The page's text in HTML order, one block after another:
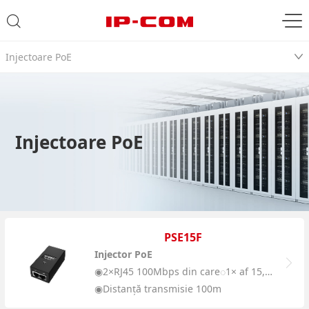
Injectoare PoE
Injectoare PoE
PSE15F
Injector PoE
◉2×RJ45 100Mbps din care◌1× af 15,4W
◉Distanță transmisie 100m